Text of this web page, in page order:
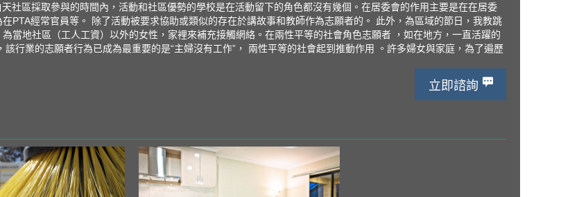
社區採取參與的時間內，活動和社區優勢的學校是在活動留下的角色都沒有幾個。在居委會的作用主要是在在居委
PTA經常官員等。 除了活動被要求協助或類似的存在於講故事和教師作為志願者的。 此外，為區域的節日，我教跳
當地社區（工人工資）以外的女性，家裡來補充接觸網絡。在兩性平等的社會角色志願者 ，如在地方，一直活躍的
行業的志願者行為已成為最重要的是“主婦沒有工作”， 兩性平等的社會起到推動作用 。許多婦女與家庭，為了遍歷
立即諮詢